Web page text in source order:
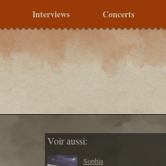
Interviews Concerts
Voir aussi:
Sophia